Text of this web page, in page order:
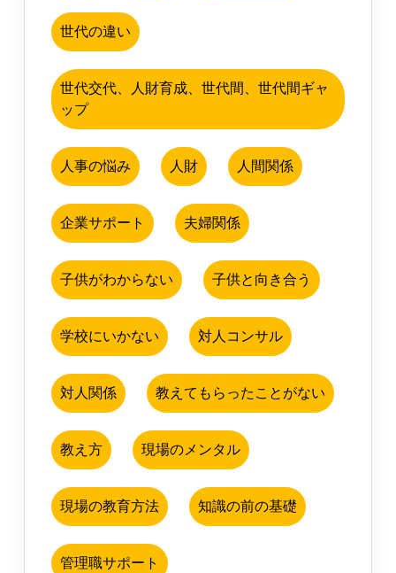
世代の違い
世代交代、人財育成、世代間、世代間ギャ
ップ
人事の悩み 人財 人間関係
企業サポート 夫婦関係
子供がわからない 子供と向き合う
学校にいかない 対人コンサル
対人関係 教えてもらったことがない
教え方 現場のメンタル
現場の教育方法 知識の前の基礎
管理職サポート